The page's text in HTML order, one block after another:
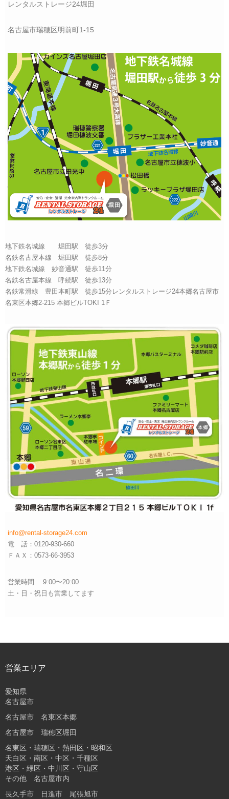
レンタルストレージ24堀田
名古屋市瑞穂区明前町1-15
地下鉄名城線 堀田駅 徒歩3分
名鉄名古屋本線 堀田駅 徒歩8分
地下鉄名城線 妙音通駅 徒歩11分
名鉄名古屋本線 呼続駅 徒歩13分
名鉄常滑線 豊田本町駅 徒歩15分レンタルストレージ24本郷名古屋市
名東区本郷2-215 本郷ビルTOKI 1Ｆ
info@rental-storage24.com
電 話：0120-930-660
ＦＡＸ：0573-66-3953
営業時間 9:00〜20:00
土・日・祝日も営業してます
営業エリア
愛知県
名古屋市
名古屋市 名東区本郷
名古屋市 瑞穂区堀田
名東区・瑞穂区・熱田区・昭和区
天白区・南区・中区・千種区
港区・緑区・中川区・守山区
その他 名古屋市内
長久手市 日進市 尾張旭市